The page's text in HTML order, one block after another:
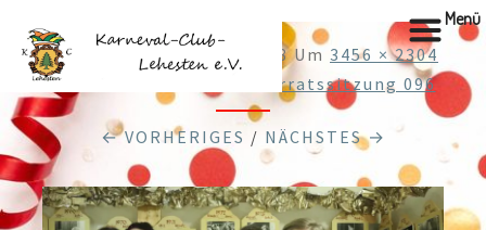
Veröffentlicht 28.01.2018Um 3456 × 2304
In
Web27.01.2018 3. Elferratssitzung 096
← VORHERIGES / NÄCHSTES →
Menü